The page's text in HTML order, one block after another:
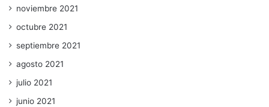
noviembre 2021
octubre 2021
septiembre 2021
agosto 2021
julio 2021
junio 2021